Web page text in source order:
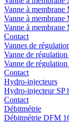
Vanne à
Vanne à
Vanne à
Contact
Vannes de
Vanne de
Vanne de
Contact
Hydro-injecteurs
Hydro-injecteur SP
Contact
Débitmétrie
Débitmétrie DFM